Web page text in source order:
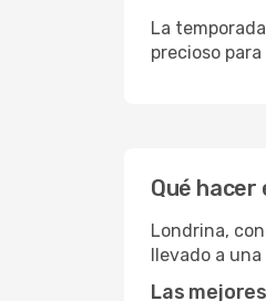
La
precioso
Qué hacer
Londrina,
llevado a
Las